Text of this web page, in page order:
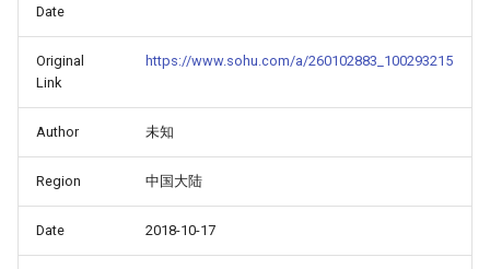
Date
Original
Link
https://www.sohu.com/a/260102883_100293215
Author 未知
Region 中国大陆
Date 2018-10-17